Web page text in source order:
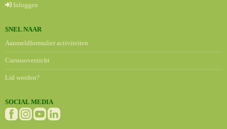
Inloggen
SNEL NAAR
Aanmeldformulier activiteiten
Cursusoverzicht
Lid worden?
SOCIAL MEDIA